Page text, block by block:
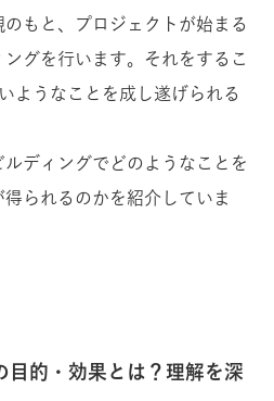
もと、プロジェクトが始まる
グを行います。それをするこ
ようなことを成し遂げられる
ディングでどのようなことを
られるのかを紹介していま
目的・効果とは？理解を深